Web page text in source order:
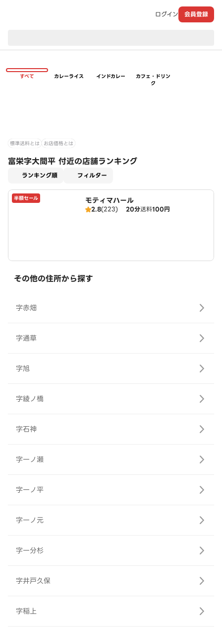
ログイン 会員登録
すべて カレーライス インドカレー
カフェ・ドリン
ク
標準送料とは お店価格とは
富栄字大間平 付近の店舗ランキング
ランキング順 フィルター
半額セール モティマハール
2.8(223) 20分送料100円
その他の住所から探す
字赤畑
字通草
字旭
字綾ノ橋
字石神
字一ノ瀬
字一ノ平
字一ノ元
字一分杉
字井戸久保
字稲上